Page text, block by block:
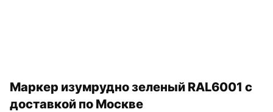
Маркер изумрудно зеленый RAL6001 с
доставкой по Москве